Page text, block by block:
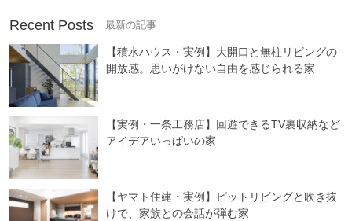
Recent Posts
【積水ハウス・実例】大開口と無柱リビングの
開放感。思いがけない自由を感じられる家
【実例・一条工務店】回遊できるTV裏収納など
アイデアいっぱいの家
【ヤマト住建・実例】ピットリビングと吹き抜
けで、家族との会話が弾む家